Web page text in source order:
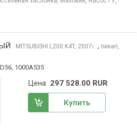
MITSUBISHI L200 K4T, 2007г. , пикап,
1000A535
Цена 297 528.00 RUR
Купить